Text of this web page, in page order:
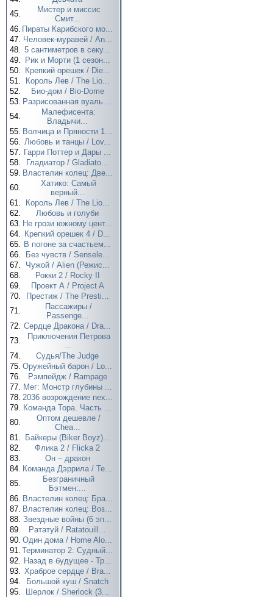
45.
Мистер и миссис
Смит...
46. Пираты Карибского мо...
47. Человек-муравей / An...
48. 5 сантиметров в секу...
49.
Рик и Морти (1 сезон...
50.
Крепкий орешек / Die...
51.
Король Лев / The Lio...
52.
Био-дом / Bio-Dome
53. Разрисованная вуаль ...
54.
Малефисента:
Владычи...
55. Волчица и Пряности 1...
56. Любовь и танцы / Lov...
57. Гарри Поттер и Дары ...
58.
Гладиатор / Gladiato...
59. Властелин колец: Две...
60.
Хатико: Самый
верный...
61.
Король Лев / The Lio...
62.
Любовь и голуби
63. Не грози южному цент...
64. Крепкий орешек 4 / D...
65. В погоне за счастьем...
66.
Без чувств / Sensele...
67.
Чужой / Alien (Режис...
68.
Рокки 2 / Rocky II
69.
Проект А / Project A
70.
Престиж / The Presti...
71.
Пассажиры /
Passenge...
72. Сердце Дракона / Dra...
73.
Приключения Петрова
...
74.
Судья/The Judge
75. Оружейный барон / Lo...
76.
Рэмпейдж / Rampage
77. Мег: Монстр глубины ...
78. 2036 возрождение nex...
79. Команда Тора. Часть ...
80.
Оптом дешевле /
Chea...
81.
Байкеры (Biker Boyz)...
82.
Флика 2 / Flicka 2
83.
Он – дракон
84. Команда Дэррила / Te...
85.
Безграничный
Бэтмен:...
86. Властелин колец: Бра...
87. Властелин колец: Воз...
88. Звездные войны (6 эп...
89.
Рататуй / Ratatouill...
90. Один дома / Home Alo...
91. Терминатор 2: Судный...
92. Назад в будущее - Тр...
93. Храброе сердце / Bra...
94.
Большой куш / Snatch
95.
Шерлок / Sherlock (3...